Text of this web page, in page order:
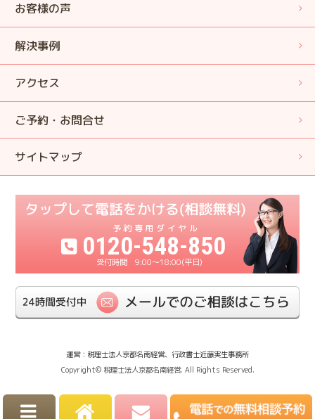
お客様の声
解決事例
アクセス
ご予約・お問合せ
サイトマップ
0120-548-850
9:00〜18:00(平日)
運営：税理士法人京都名南経営、行政書士近藤実生事務所
Copyright© 税理士法人京都名南経営. All Rights Reserved.